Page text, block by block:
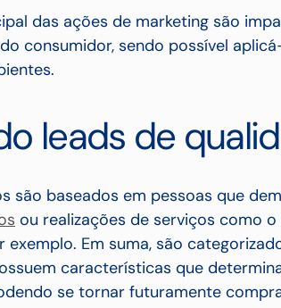
das ações de marketing são
consumidor, sendo possível
leads de
são baseados em pessoas que
ou realizações de serviços como o
exemplo. Em suma, são
características que
se tornar futuramente